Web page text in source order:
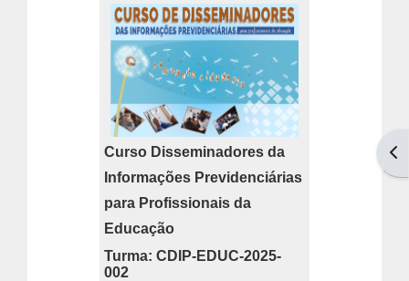
Curso Disseminadores da
Informações Previdenciárias
para Profissionais da
Educação
Turma: CDIP-EDUC-2025-
002